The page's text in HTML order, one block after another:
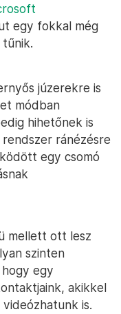
egy fokkal még
tűnik.
júzerekre is
módban
hihetőnek is
ránézésre
egy csomó
mellett ott lesz
szinten
egy
akikkel
is.